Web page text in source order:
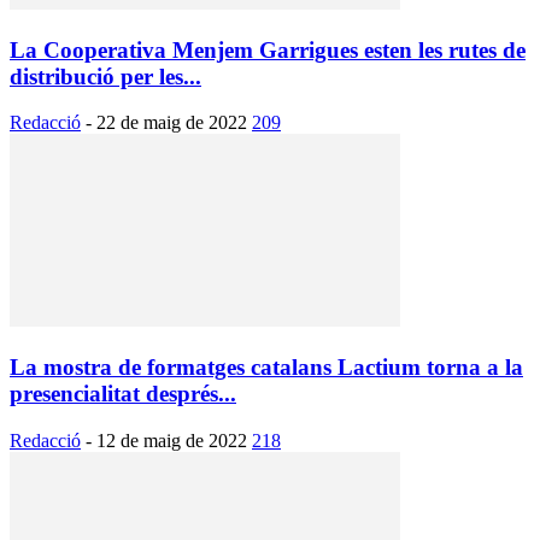
La Cooperativa Menjem Garrigues esten les rutes de
distribució per les...
Redacció - 22 de maig de 2022 209
La mostra de formatges catalans Lactium torna a la
presencialitat després...
Redacció - 12 de maig de 2022 218